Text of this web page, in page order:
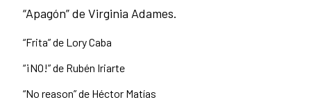
“Apagón” de Virginia Adames.
“Frita” de Lory Caba
“¡NO!” de Rubén Iriarte
“No reason” de Héctor Matías